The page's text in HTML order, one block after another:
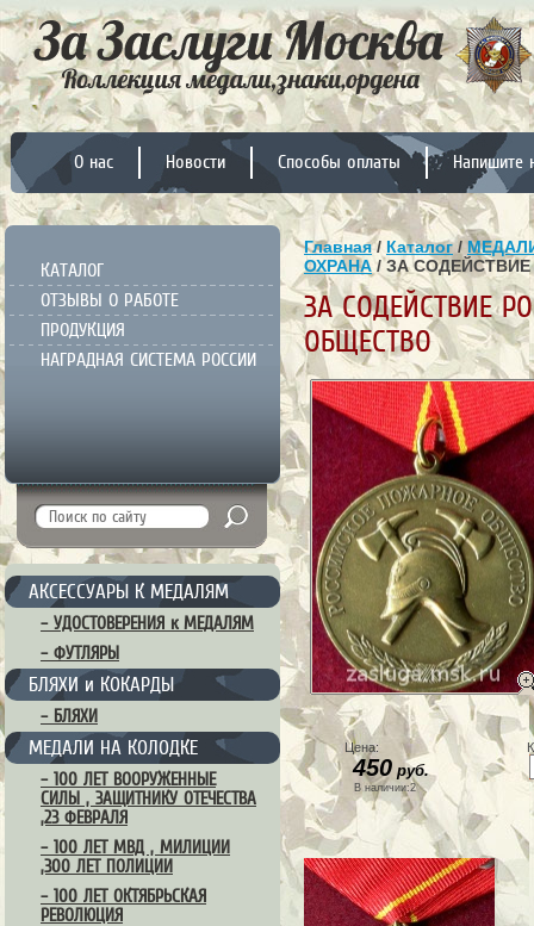
О нас Новости Способы оплаты Напишите
КАТАЛОГ
ОТЗЫВЫ О РАБОТЕ
ПРОДУКЦИЯ
НАГРАДНАЯ СИСТЕМА РОССИИ
АКСЕССУАРЫ К МЕДАЛЯМ
– УДОСТОВЕРЕНИЯ к МЕДАЛЯМ
– ФУТЛЯРЫ
БЛЯХИ и КОКАРДЫ
– БЛЯХИ
МЕДАЛИ НА КОЛОДКЕ
– 100 ЛЕТ ВООРУЖЕННЫЕ
СИЛЫ , ЗАЩИТНИКУ ОТЕЧЕСТВА
,23 ФЕВРАЛЯ
– 100 ЛЕТ МВД , МИЛИЦИИ
,300 ЛЕТ ПОЛИЦИИ
– 100 ЛЕТ ОКТЯБРЬСКАЯ
РЕВОЛЮЦИЯ
Главная/ Каталог/
ОХРАНА / ЗА
ЗА СОДЕЙСТВИЕ
ОБЩЕСТВО
Цена:
450 руб.
В наличии:2